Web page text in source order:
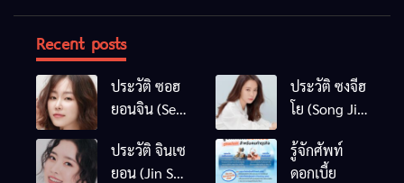
Recent posts
ประวัติ ซอฮ
ยอนจิน (Seo
ประวัติ ซงจีฮ
โย (Song Ji
ประวัติ จินเซ
ยอน (Jin Se
รู้จักศัพท์
ดอกเบี้ย